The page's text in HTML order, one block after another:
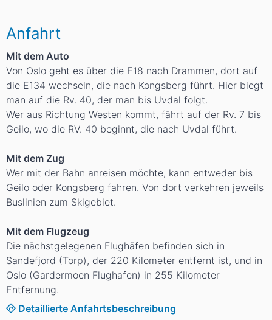
Anfahrt
Mit dem Auto
Von Oslo geht es über die E18 nach Drammen, dort auf
die E134 wechseln, die nach Kongsberg führt. Hier biegt
man auf die Rv. 40, der man bis Uvdal folgt.
Wer aus Richtung Westen kommt, fährt auf der Rv. 7 bis
Geilo, wo die RV. 40 beginnt, die nach Uvdal führt.
Mit dem Zug
Wer mit der Bahn anreisen möchte, kann entweder bis
Geilo oder Kongsberg fahren. Von dort verkehren jeweils
Buslinien zum Skigebiet.
Mit dem Flugzeug
Die nächstgelegenen Flughäfen befinden sich in
Sandefjord (Torp), der 220 Kilometer entfernt ist, und in
Oslo (Gardermoen Flughafen) in 255 Kilometer
Entfernung.
Detaillierte Anfahrtsbeschreibung